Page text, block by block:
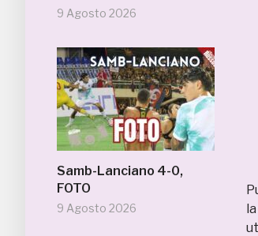
9 Agosto 2026
Samb-Lanciano 4-0,
FOTO
9 Agosto 2026